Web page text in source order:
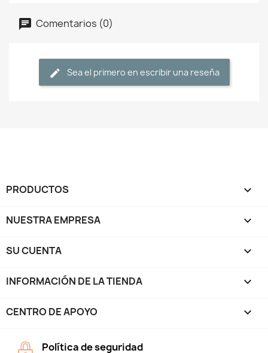
Comentarios (0)
Sea el primero en escribir una reseña
PRODUCTOS 
NUESTRA EMPRESA 
SU CUENTA 
INFORMACIÓN DE LA TIENDA keyboard_arrow_down
CENTRO DE APOYO 
Política de seguridad